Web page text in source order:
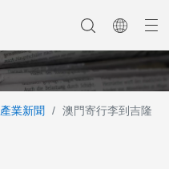
產業新聞 / 澳門寄行李到吉隆